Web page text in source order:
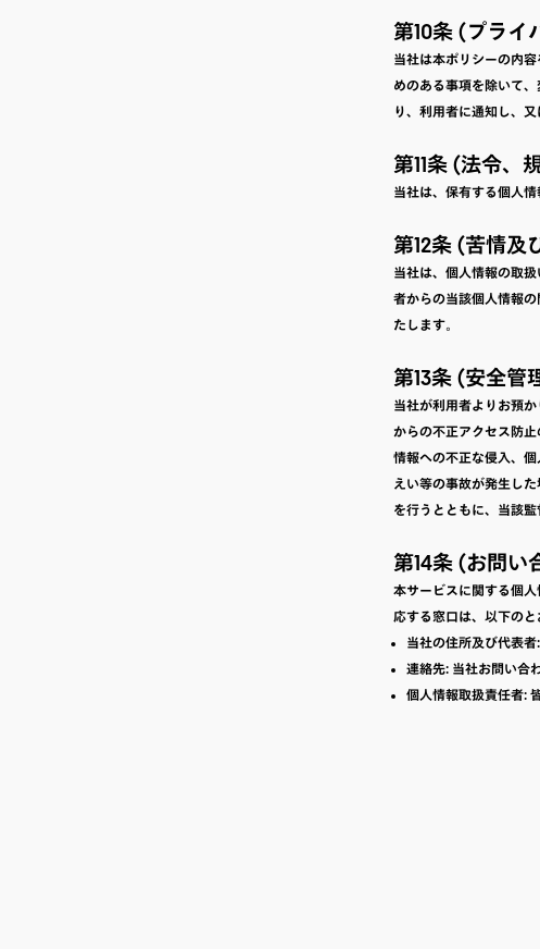
第10条 (プライ
当社は本ポリシーの内
めのある事項を除いて
り、利用者に通知し、
第11条 (法令、
当社は、保有する個人
第12条 (苦情及
当社は、個人情報の取
者からの当該個人情報
たします。
第13条 (安全管
当社が利用者よりお預
からの不正アクセス防
情報への不正な侵入、
えい等の事故が発生し
を行うとともに、当該
第14条 (お問い
本サービスに関する個
応する窓口は、以下のと
当社の住所及び代表
連絡先: 当社お問い合
個人情報取扱責任者: